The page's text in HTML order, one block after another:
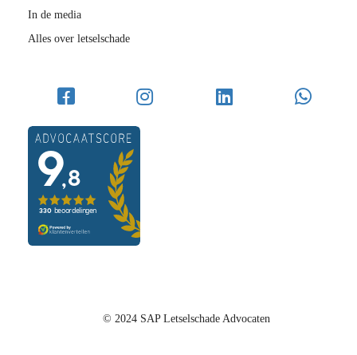
In de media
Alles over letselschade
© 2024 SAP Letselschade Advocaten